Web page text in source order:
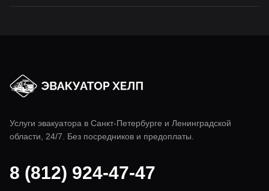
Услуги эвакуатора в Санкт-Петербурге и Ленинградской
области, 24/7. Без посредников и предоплаты.
8 (812) 924-47-47